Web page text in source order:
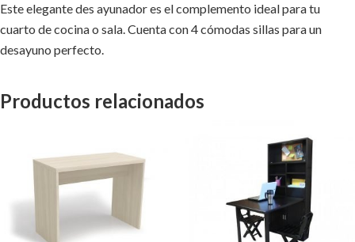
Este elegante des ayunador es el complemento ideal para tu
cuarto de cocina o sala. Cuenta con 4 cómodas sillas para un
desayuno perfecto.
Productos relacionados